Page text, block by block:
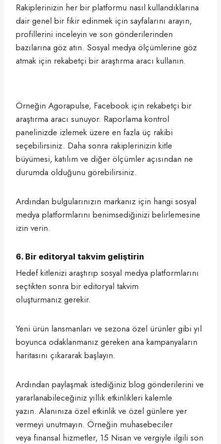
Rakiplerinizin her bir platformu nasıl kullandıklarına
dair genel bir fikir edinmek için sayfalarını arayın,
profillerini inceleyin ve son gönderilerinden
bazılarına göz atın. Sosyal medya ölçümlerine göz
atmak için rekabetçi bir araştırma aracı kullanın.
Örneğin Agorapulse, Facebook için rekabetçi bir
araştırma aracı sunuyor. Raporlama kontrol
panelinizde izlemek üzere en fazla üç rakibi
seçebilirsiniz. Daha sonra rakiplerinizin kitle
büyümesi, katılım ve diğer ölçümler açısından ne
durumda olduğunu görebilirsiniz.
Ardından bulgularınızın markanız için hangi sosyal
medya platformlarını benimsediğinizi belirlemesine
izin verin.
6. Bir editoryal takvim geliştirin
Hedef kitlenizi araştırıp sosyal medya platformlarını
seçtikten sonra bir editoryal takvim
oluşturmanız gerekir.
Yeni ürün lansmanları ve sezona özel ürünler gibi yıl
boyunca odaklanmanız gereken ana kampanyaların
haritasını çıkararak başlayın.
Ardından paylaşmak istediğiniz blog gönderilerini ve
yararlanabileceğiniz yıllık etkinlikleri kalemle
yazın. Alanınıza özel etkinlik ve özel günlere yer
vermeyi unutmayın. Örneğin muhasebeciler
veya finansal hizmetler, 15 Nisan ve vergiyle ilgili son